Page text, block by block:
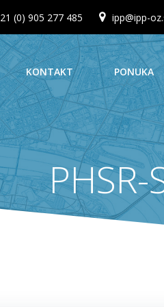
(0) 905 277 485 ipp@ipp-
KONTAKT PONUKA
PHSR-